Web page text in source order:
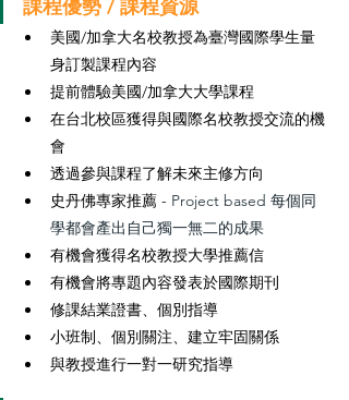
課程優勢 / 課程資源
美國/加拿大名校教授為臺灣國際學生量
身訂製課程內容
提前體驗美國/加拿大大學課程
在台北校區獲得與國際名校教授交流的機
會
透過參與課程了解未來主修方向
史丹佛專家推薦 - Project based 每個同
學都會產出自己獨一無二的成果
有機會獲得名校教授大學推薦信
有機會將專題內容發表於國際期刊
修課結業證書、個別指導
小班制、個別關注、建立牢固關係
與教授進行一對一研究指導